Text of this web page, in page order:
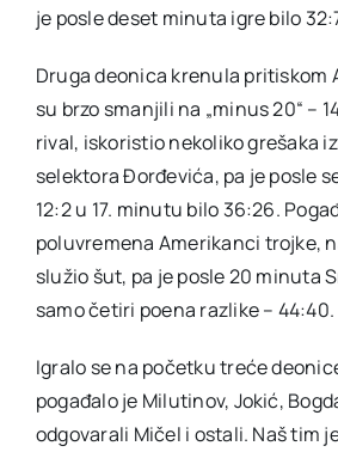
je posle deset minuta igre bilo
Druga deonica krenula pritiskom
su brzo smanjili na „minus 20“ –
rival, iskoristio nekoliko grešaka
selektora Đorđevića, pa je posle
12:2 u 17. minutu bilo 36:26.
poluvremena Amerikanci trojke,
služio šut, pa je posle 20 minuta
samo četiri poena razlike – 44:40.
Igralo se na početku treće
pogađalo je Milutinov, Jokić,
odgovarali Mičel i ostali. Naš tim